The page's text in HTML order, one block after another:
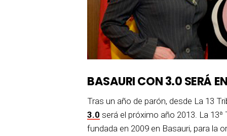
BASAURI CON 3.0 SERÁ
Tras un año de parón, desde La 13
3.0 será el próximo año 2013. La
fundada en 2009 en Basauri, para la